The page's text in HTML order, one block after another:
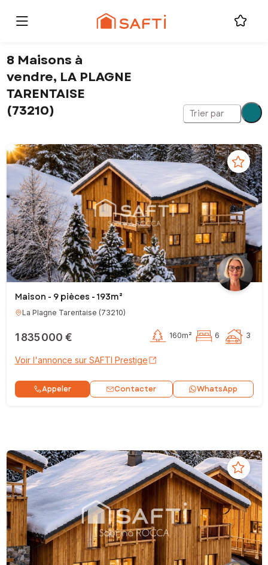
8 Maisons à
vendre, LA PLAGNE
TARENTAISE
(73210)
Trier par
Maison - 9 pièces - 193m²
La Plagne Tarentaise (73210)
1 835 000 € 160m² 6 3
Voir l'annonce sur SAFTI Prestige
Appeler Contacter WhatsApp